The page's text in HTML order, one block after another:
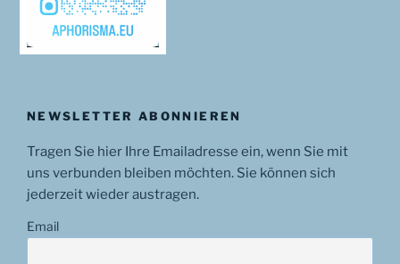
NEWSLETTER ABONNIEREN
Tragen Sie hier Ihre Emailadresse ein, wenn Sie mit
uns verbunden bleiben möchten. Sie können sich
jederzeit wieder austragen.
Email